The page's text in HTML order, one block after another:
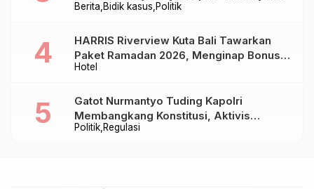
Berita Bidik kasus Politik
Baru Sampai Bandung
Hotel
HARRIS Riverview Kuta Bali Tawarkan
Paket Ramadan 2026, Menginap Bonus
Takjil hingga Bukber Mulai Rp88.888
Politik Regulasi
Gatot Nurmantyo Tuding Kapolri
Membangkang Konstitusi, Aktivis
Tegaskan Polri Tak Punya Sejarah